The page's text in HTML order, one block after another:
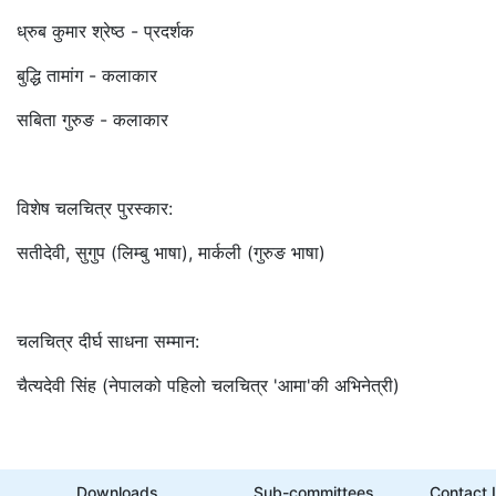
ध्रुब कुमार श्रेष्ठ - प्रदर्शक
बुद्धि तामांग - कलाकार
सबिता गुरुङ - कलाकार
विशेष चलचित्र पुरस्कार:
सतीदेवी, सुगुप (लिम्बु भाषा), मार्कली (गुरुङ भाषा)
चलचित्र दीर्घ साधना सम्मान:
चैत्यदेवी सिंह (नेपालको पहिलो चलचित्र 'आमा'की अभिनेत्री)